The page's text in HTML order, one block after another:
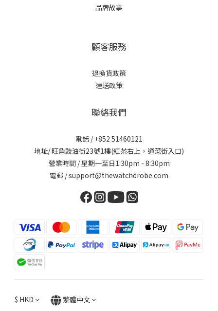
品牌故事
顧客服務
退換貨政策
運送政策
聯絡我們
電話 / +852 51460121
地址/ 旺角豉油街23號1樓(紅茶右上，通菜街入口)
營業時間 / 星期一至日1:30pm - 8:30pm
電郵 / support@thewatchdrobe.com
$ HKD 繁體中文